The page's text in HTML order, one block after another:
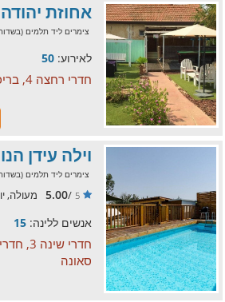
אחוזת יהודה
צימרים ליד תלמים (בשדות
לאירוע: 50
חדרי רחצה 4, בריכה
וילה עידן
צימרים ליד תלמים (בשדות
5
/
5.00 מעולה,
אנשים ללינה: 15
סאונה